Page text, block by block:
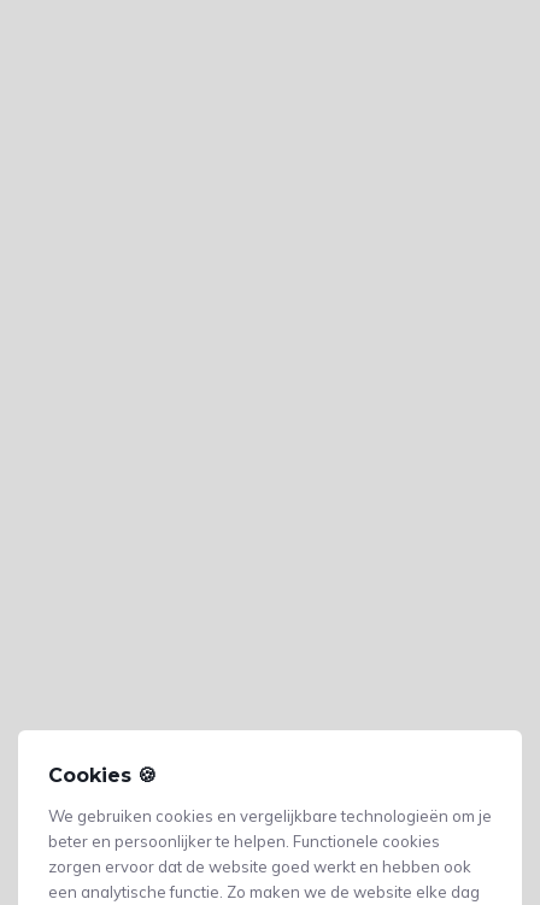
Cookies 🍪
We gebruiken cookies en vergelijkbare technologieën om je
beter en persoonlijker te helpen. Functionele cookies
zorgen ervoor dat de website goed werkt en hebben ook
een analytische functie. Zo maken we de website elke dag